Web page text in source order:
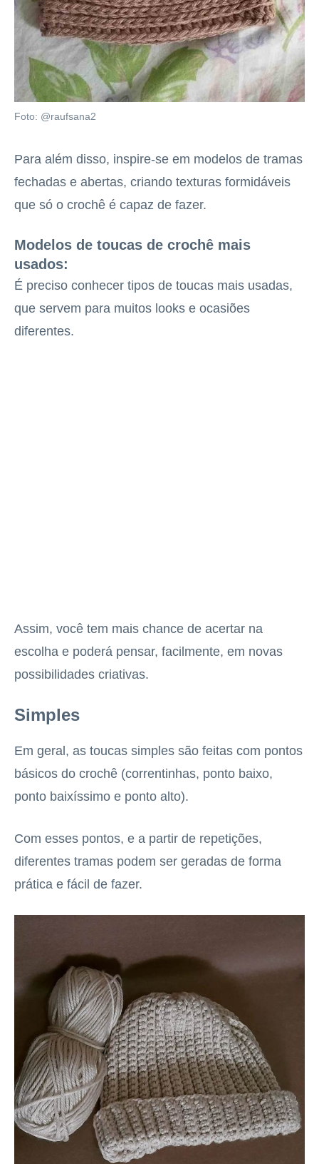
Foto: @raufsana2
Para além disso, inspire-se em modelos de tramas
fechadas e abertas, criando texturas formidáveis
que só o crochê é capaz de fazer.
Modelos de toucas de crochê mais
usados:
É preciso conhecer tipos de toucas mais usadas,
que servem para muitos looks e ocasiões
diferentes.
Assim, você tem mais chance de acertar na
escolha e poderá pensar, facilmente, em novas
possibilidades criativas.
Simples
Em geral, as toucas simples são feitas com pontos
básicos do crochê (correntinhas, ponto baixo,
ponto baixíssimo e ponto alto).
Com esses pontos, e a partir de repetições,
diferentes tramas podem ser geradas de forma
prática e fácil de fazer.